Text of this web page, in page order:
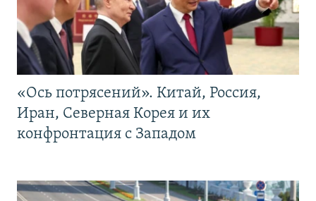
«Ось потрясений». Китай, Россия,
Иран, Северная Корея и их
конфронтация с Западом